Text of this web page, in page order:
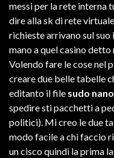
messi per la rete interna
dire alla sk di rete
richieste arrivano sul
mano a quel casino
Volendo fare le cose nel
creare due belle tabelle
editanto il file sudo
spedire sti pacchetti a
politici). Mi creo le due
modo facile a chi faccio
un cisco quindi la prima